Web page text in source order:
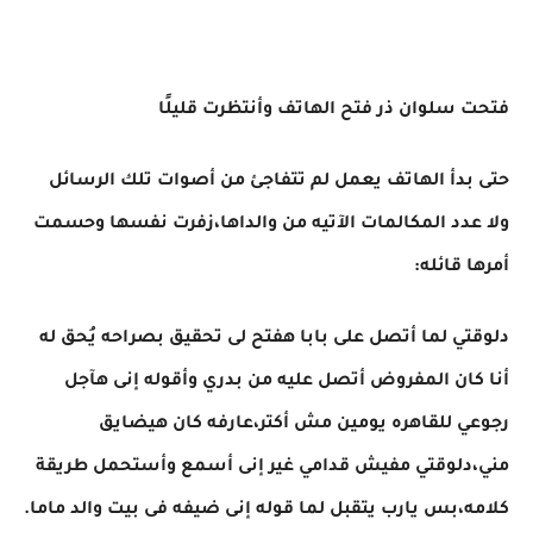
فتحت سلوان ذر فتح الهاتف وأنتظرت قليلًا
حتى بدأ الهاتف يعمل لم تتفاجئ من أصوات تلك الرسائل
ولا عدد المكالمات الآتيه من والداها،زفرت نفسها وحسمت
أمرها قائله:
دلوقتي لما أتصل على بابا هفتح لى تحقيق بصراحه يُحق له
أنا كان المفروض أتصل عليه من بدري وأقوله إنى هآجل
رجوعي للقاهره يومين مش أكتر،عارفه كان هيضايق
مني،دلوقتي مفيش قدامي غير إنى أسمع وأستحمل طريقة
كلامه،بس يارب يتقبل لما قوله إنى ضيفه فى بيت والد ماما.